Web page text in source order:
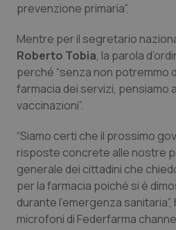
Sicilia
Toscana
Umbria
Valle D’Aosta
Veneto
Neuroscienze &
Obesità
Oftalmologia
Oncodermatologia
Oncoematologia
prevenzione primaria”.
Mentre per il segretario
Roberto Tobia, la parola
perché “senza non potremmo
farmacia dei servizi, pensiamo
vaccinazioni”.
“Siamo certi che il prossimo
risposte concrete alle nostre
generale dei cittadini che
per la farmacia poiché si è
durante l’emergenza
microfoni di Federfarma